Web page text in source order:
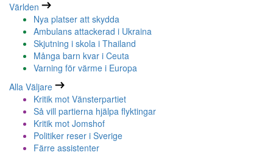
Världen
Nya platser att skydda
Ambulans attackerad i Ukraina
Skjutning i skola i Thailand
Många barn kvar i Ceuta
Varning för värme i Europa
Alla Väljare
Kritik mot Vänsterpartiet
Så vill partierna hjälpa flyktingar
Kritik mot Jomshof
Politiker reser i Sverige
Färre assistenter